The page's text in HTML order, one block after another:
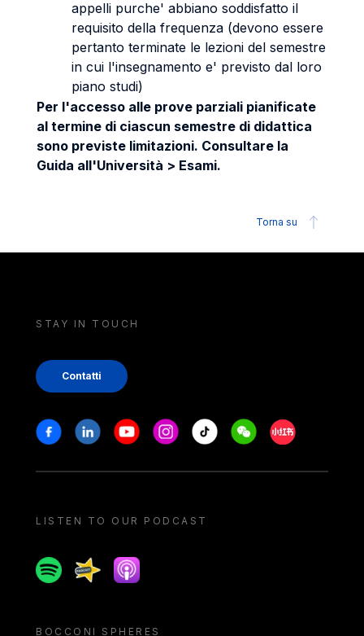
appelli purche' abbiano soddisfatto il
requisito della frequenza (devono essere
pertanto terminate le lezioni del semestre
in cui l'insegnamento e' previsto dal loro
piano studi)
Per l'accesso alle prove parziali pianificate
al termine di ciascun semestre di didattica
sono previste limitazioni. Consultare la
Guida all'Università > Esami.
Torna su
STAY IN TOUCH
Contatti
Stay in touch
FacebookLinkedinYoutubeInstagram
Tiktok WeechatXiaohongshu/
LISTEN TO OUR PODCAST
SpotifySpreakerApple podcast
BOCCONI SPHERES